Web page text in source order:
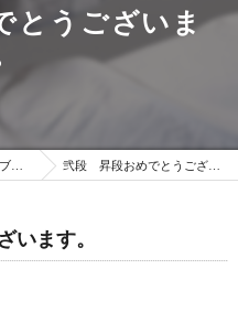
とうございま
ブログ 弐段 昇段おめでとうございます。
ます。